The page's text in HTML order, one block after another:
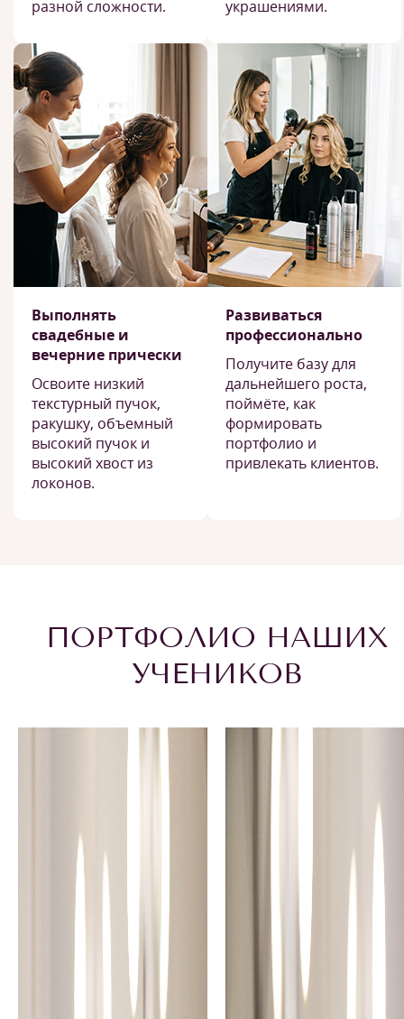
разной сложности.
украшениями.
Выполнять
свадебные и
вечерние прически
Освоите низкий
текстурный пучок,
ракушку, объемный
высокий пучок и
высокий хвост из
локонов.
Развиваться
профессионально
Получите базу для
дальнейшего роста,
поймёте, как
формировать
портфолио и
привлекать клиентов.
ПОРТФОЛИО НАШИХ
УЧЕНИКОВ